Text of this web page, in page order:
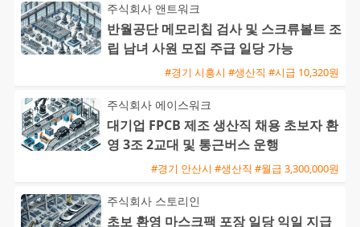
주식회사 앤트워크
반월공단 메모리칩 검사 및 스크류볼트 조
립 남녀 사원 모집 주급 일당 가능
#경기 시흥시 #생산직 #시급 10,320원
주식회사 에이스워크
대기업 FPCB 제조 생산직 채용 초보자 환
영 3조 2교대 및 통근버스 운행
#경기 안산시 #생산직 #월급 3,300,000원
주식회사 스토리인
초보 환영 마스크팩 포장 일당 익일 지급